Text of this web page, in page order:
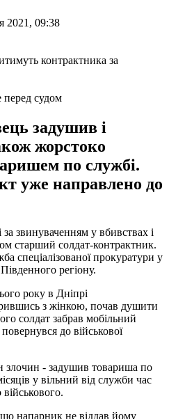
2021, 09:38
перед судом
задушив і
жорстоко
по службі.
уже направлено до
звинуваченням у вбивствах і
старший солдат-контрактник.
спеціалізованої прокуратури у
регіону.
року в Дніпрі
з жінкою, почав душити
солдат забрав мобільний
до військової
злочин - задушив товариша по
у вільний від служби час
напарник не віддав йому